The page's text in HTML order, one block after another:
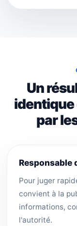
Un
par
Responsable
Pour juger
convient à la
informations,
l'autorité.